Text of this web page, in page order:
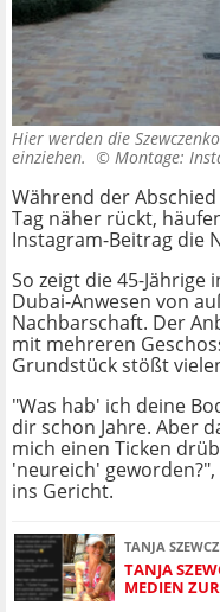
Hier werden die
einziehen. © Montage:
Während der
Tag näher rückt,
Instagram-Beitrag die
So zeigt die 45-
Dubai-Anwesen von
Nachbarschaft. Der
mit mehreren
Grundstück stößt
"Was hab' ich deine
dir schon Jahre. Aber
mich einen Ticken
'neureich'
ins Gericht.
TANJA
TANJA
MEDIEN